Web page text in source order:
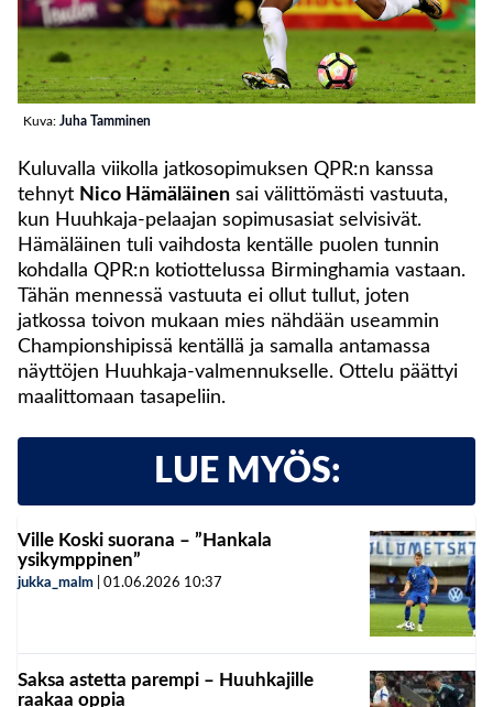
Kuva: Juha Tamminen
Kuluvalla viikolla jatkosopimuksen QPR:n kanssa
tehnyt Nico Hämäläinen sai välittömästi vastuuta,
kun Huuhkaja-pelaajan sopimusasiat selvisivät.
Hämäläinen tuli vaihdosta kentälle puolen tunnin
kohdalla QPR:n kotiottelussa Birminghamia vastaan.
Tähän mennessä vastuuta ei ollut tullut, joten
jatkossa toivon mukaan mies nähdään useammin
Championshipissä kentällä ja samalla antamassa
näyttöjen Huuhkaja-valmennukselle. Ottelu päättyi
maalittomaan tasapeliin.
LUE MYÖS:
Ville Koski suorana – ”Hankala
ysikymppinen”
jukka_malm 01.06.2026 10:37
Saksa astetta parempi – Huuhkajille
raakaa oppia